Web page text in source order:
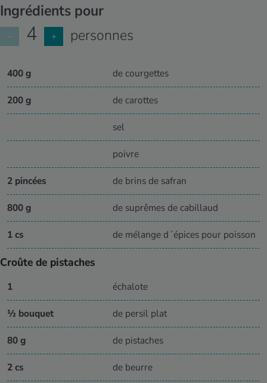
Ingrédients pour
− 4 + personnes
400 g de courgettes
200 g de carottes
sel
poivre
2 pincées de brins de safran
800 g de suprêmes de cabillaud
1 cs de mélange d´épices pour poisson
Croûte de pistaches
1 échalote
½ bouquet de persil plat
80 g de pistaches
2 cs de beurre